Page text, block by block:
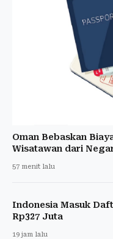
Oman Bebaskan
Wisatawan dari
57 menit lalu
Indonesia Masuk
Rp327 Juta
19 jam lalu